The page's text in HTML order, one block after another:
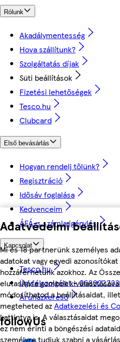
Adatvédelmi
Mi és 18 partnerünk személyes
adatokat vagy egyedi
hozzáférhetünk azokhoz. Az
elutasítása gombok
módosíthatod a beállításaidat,
megteheted azAdatkezelési és
kattintva is. A választásaidat
ez nem érinti a böngészési
személyre tudjuk szabni a
Rólunk
Akadálymentesség
Hova szállítunk?
Szolgáltatás díjak
Süti beállítások
Fizetési lehetőségek
Tesco.hu
Clubcard
Első bevásárlás
Hogyan rendelj tőlünk?
Regisztráció
Idősáv foglalása
Kedvenceim
ÁFÁ-s számla igénylés
Kapcsolat
Tesco.hu
Ügyfélszolgálat -
Áruházkereső
followUs